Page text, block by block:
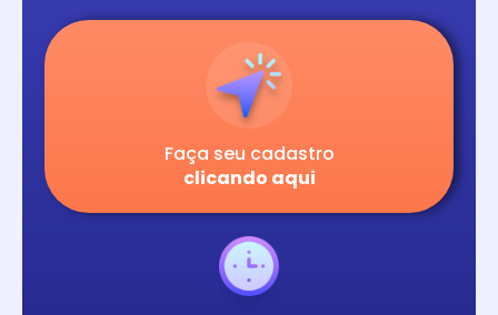
Faça seu cadastro
clicando aqui